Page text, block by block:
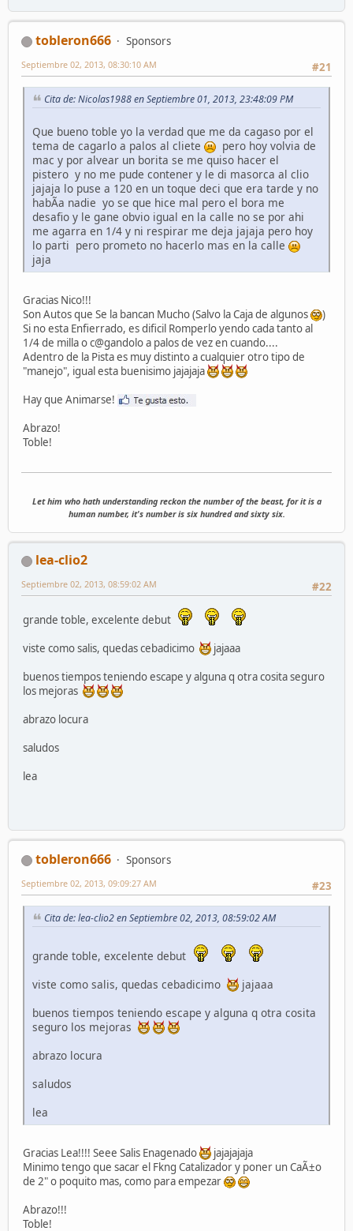
tobleron666
Sponsors
#21
Septiembre 02, 2013, 08:30:10 AM
Cita de: Nicolas1988 en Septiembre 01, 2013, 23:48:09 PM
Que bueno toble yo la verdad que me da cagaso por el
tema de cagarlo a palos al cliete
pero hoy volvia de
mac y por alvear un borita se me quiso hacer el
pistero y no me pude contener y le di masorca al clio
jajaja lo puse a 120 en un toque deci que era tarde y no
habÃ­a nadie yo se que hice mal pero el bora me
desafio y le gane obvio igual en la calle no se por ahi
me agarra en 1/4 y ni respirar me deja jajaja pero hoy
lo parti pero prometo no hacerlo mas en la calle
jaja
Gracias Nico!!!
Son Autos que Se la bancan Mucho (Salvo la Caja de algunos
)
Si no esta Enfierrado, es dificil Romperlo yendo cada tanto al
1/4 de milla o c@gandolo a palos de vez en cuando....
Adentro de la Pista es muy distinto a cualquier otro tipo de
"manejo", igual esta buenisimo jajajaja
Hay que Animarse!
Abrazo!
Toble!
Let him who hath understanding reckon the number of the beast, for it is a
human number, it's number is six hundred and sixty six.
lea-clio2
#22
Septiembre 02, 2013, 08:59:02 AM
grande toble, excelente debut
viste como salis, quedas cebadicimo
jajaaa
buenos tiempos teniendo escape y alguna q otra cosita seguro
los mejoras
abrazo locura
saludos
lea
tobleron666
Sponsors
#23
Septiembre 02, 2013, 09:09:27 AM
Cita de: lea-clio2 en Septiembre 02, 2013, 08:59:02 AM
grande toble, excelente debut
viste como salis, quedas cebadicimo
jajaaa
buenos tiempos teniendo escape y alguna q otra cosita
seguro los mejoras
abrazo locura
saludos
lea
Gracias Lea!!!! Seee Salis Enagenado
jajajajaja
Minimo tengo que sacar el Fkng Catalizador y poner un CaÃ±o
de 2" o poquito mas, como para empezar
Abrazo!!!
Toble!